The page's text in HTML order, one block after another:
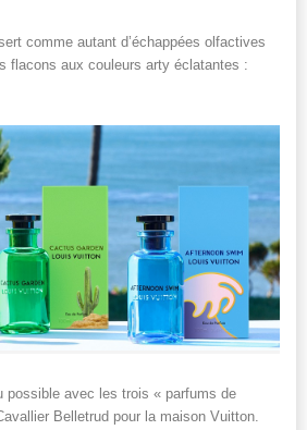
comme autant d’échappées olfactives
flacons aux couleurs arty éclatantes :
possible avec les trois « parfums de
Belletrud pour la maison Vuitton.